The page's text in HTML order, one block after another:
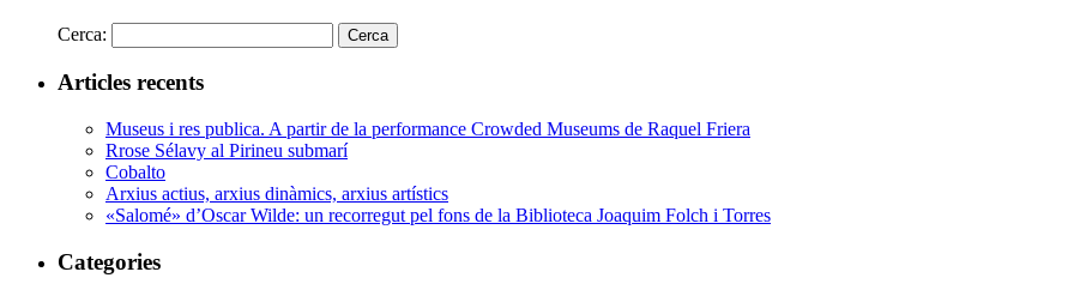
Cerca:
Articles recents
Museus i res publica. A partir de la performance Crowded Museums de Raquel Friera
Rrose Sélavy al Pirineu submarí
Cobalto
Arxius actius, arxius dinàmics, arxius artístics
«Salomé» d’Oscar Wilde: un recorregut pel fons de la Biblioteca Joaquim Folch i Torres
Categories